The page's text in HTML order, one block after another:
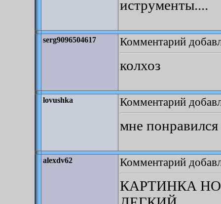
иструменты....
serg9096504617 Комментарий
колхоз
lovushka Комментарий
мне понравился
alexdv62 Комментарий
КАРТИНКА